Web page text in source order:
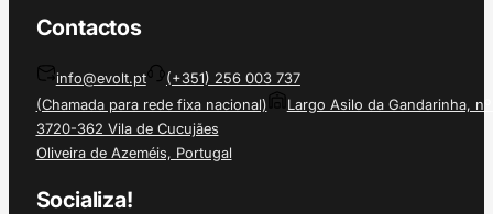
Contactos
info@evolt.pt
(+351) 256 003 737
(Chamada para rede fixa nacional)
Largo Asilo da Gandarinha, nº
3720-362 Vila de Cucujães
Oliveira de Azeméis, Portugal
Socializa!